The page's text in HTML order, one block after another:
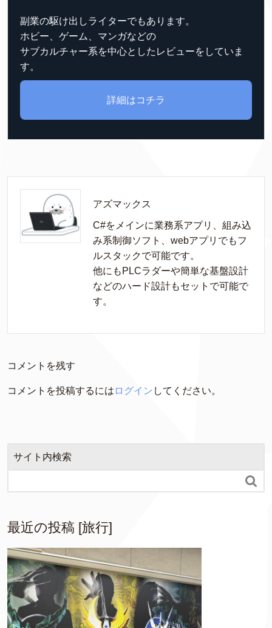
副業の駆け出しライターでもあります。
ホビー、ゲーム、マンガなどの
サブカルチャー系を中心としたレビューをしていま
す。
詳細はコチラ
アズマックス
C#をメインに業務系アプリ、組み込
み系制御ソフト、webアプリでもフ
ルスタックで可能です。
他にもPLCラダーや簡単な基盤設計
などのハード設計もセットで可能で
す。
コメントを残す
コメントを投稿するには ログイン してください。
サイト内検索

最近の投稿 [旅行]